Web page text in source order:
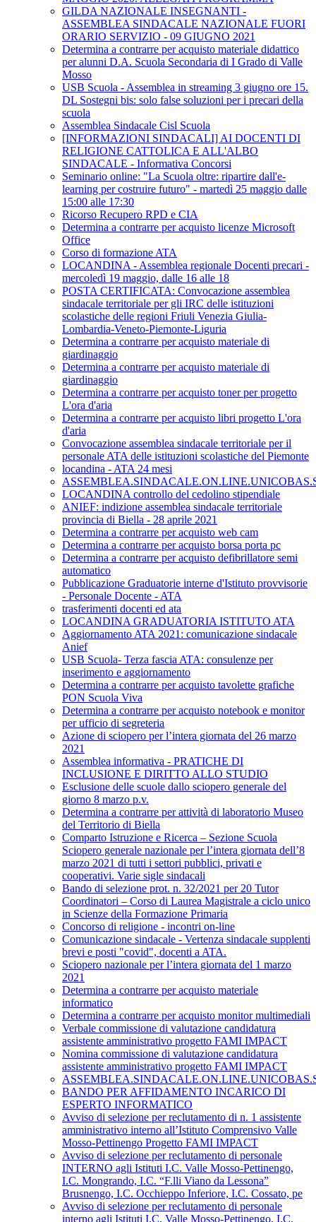
GILDA NAZIONALE INSEGNANTI -
ASSEMBLEA SINDACALE NAZIONALE FUORI
ORARIO SERVIZIO - 09 GIUGNO 2021
Determina a contrarre per acquisto materiale didattico
per alunni D.A. Scuola Secondaria di I Grado di Valle
Mosso
USB Scuola - Assemblea in streaming 3 giugno ore 15.
DL Sostegni bis: solo false soluzioni per i precari della
scuola
Assemblea Sindacale Cisl Scuola
[INFORMAZIONI SINDACALI] AI DOCENTI DI
RELIGIONE CATTOLICA E ALL'ALBO
SINDACALE - Informativa Concorsi
Seminario online: "La Scuola oltre: ripartire dall'e-
learning per costruire futuro" - martedì 25 maggio dalle
15:00 alle 17:30
Ricorso Recupero RPD e CIA
Determina a contrarre per acquisto licenze Microsoft
Office
Corso di formazione ATA
LOCANDINA - Assemblea regionale Docenti precari -
mercoledì 19 maggio, dalle 16 alle 18
POSTA CERTIFICATA: Convocazione assemblea
sindacale territoriale per gli IRC delle istituzioni
scolastiche delle regioni Friuli Venezia Giulia-
Lombardia-Veneto-Piemonte-Liguria
Determina a contrarre per acquisto materiale di
giardinaggio
Determina a contrarre per acquisto materiale di
giardinaggio
Determina a contrarre per acquisto toner per progetto
L'ora d'aria
Determina a contrarre per acquisto libri progetto L'ora
d'aria
Convocazione assemblea sindacale territoriale per il
personale ATA delle istituzioni scolastiche del Piemonte
locandina - ATA 24 mesi
LOCANDINA controllo del cedolino stipendiale
ANIEF: indizione assemblea sindacale territoriale
provincia di Biella - 28 aprile 2021
Determina a contrarre per acquisto web cam
Determina a contrarre per acquisto borsa porta pc
Determina a contrarre per acquisto defibrillatore semi
automatico
Pubblicazione Graduatorie interne d'Istituto provvisorie
- Personale Docente - ATA
trasferimenti docenti ed ata
LOCANDINA GRADUATORIA ISTITUTO ATA
Aggiornamento ATA 2021: comunicazione sindacale
Anief
USB Scuola- Terza fascia ATA: consulenze per
inserimento e aggiornamento
Determina a contrarre per acquisto tavolette grafiche
PON Scuola Viva
Determina a contrarre per acquisto notebook e monitor
per ufficio di segreteria
Azione di sciopero per l’intera giornata del 26 marzo
2021
Assemblea informativa - PRATICHE DI
INCLUSIONE E DIRITTO ALLO STUDIO
Esclusione delle scuole dallo sciopero generale del
giorno 8 marzo p.v.
Determina a contrarre per attività di laboratorio Museo
del Territorio di Biella
Comparto Istruzione e Ricerca – Sezione Scuola
Sciopero generale nazionale per l’intera giornata dell’8
marzo 2021 di tutti i settori pubblici, privati e
cooperativi. Varie sigle sindacali
Bando di selezione prot. n. 32/2021 per 20 Tutor
Coordinatori – Corso di Laurea Magistrale a ciclo unico
in Scienze della Formazione Primaria
Concorso di religione - incontri on-line
Comunicazione sindacale - Vertenza sindacale supplenti
brevi e posti "covid", docenti a ATA.
Sciopero nazionale per l’intera giornata del 1 marzo
2021
Determina a contrarre per acquisto materiale
informatico
Determina a contrarre per acquisto monitor multimediali
Verbale commissione di valutazione candidatura
assistente amministrativo progetto FAMI IMPACT
Nomina commissione di valutazione candidatura
assistente amministrativo progetto FAMI IMPACT
BANDO PER AFFIDAMENTO INCARICO DI
ESPERTO INFORMATICO
Avviso di selezione per reclutamento di n. 1 assistente
amministrativo interno all’Istituto Comprensivo Valle
Mosso-Pettinengo Progetto FAMI IMPACT
Avviso di selezione per reclutamento di personale
INTERNO agli Istituti I.C. Valle Mosso-Pettinengo,
I.C. Mongrando, I.C. “F.lli Viano da Lessona”
Brusnengo, I.C. Occhieppo Inferiore, I.C. Cossato, pe
Avviso di selezione per reclutamento di personale
interno agli Istituti I.C. Valle Mosso-Pettinengo, I.C.